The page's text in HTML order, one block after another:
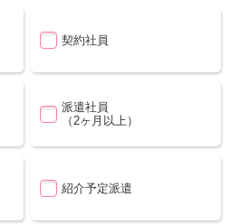
契約社員
派遣社員
（2ヶ月以上）
紹介予定派遣